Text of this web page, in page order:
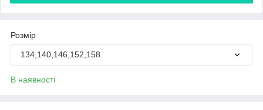
Розмір
134,140,146,152,158
В наявності